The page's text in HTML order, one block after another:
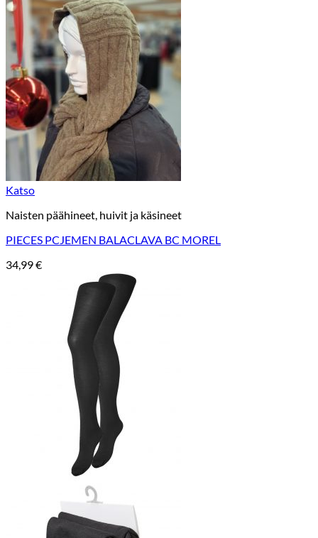
Katso
Naisten päähineet, huivit ja käsineet
PIECES PCJEMEN BALACLAVA BC MOREL
34,99€